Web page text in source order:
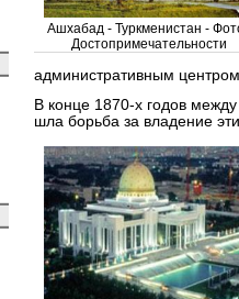
Ашхабад - Туркменистан -
Достопримечательности
административным
В конце 1870-х годов
шла борьба за владение